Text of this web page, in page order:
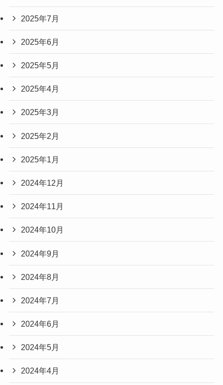
2025年7月
2025年6月
2025年5月
2025年4月
2025年3月
2025年2月
2025年1月
2024年12月
2024年11月
2024年10月
2024年9月
2024年8月
2024年7月
2024年6月
2024年5月
2024年4月